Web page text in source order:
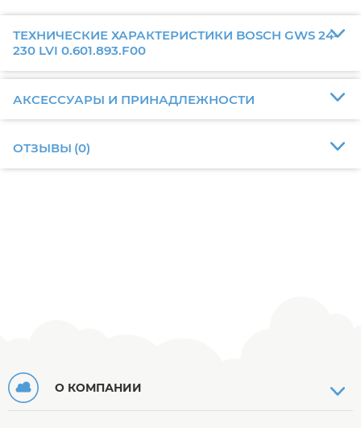
ТЕХНИЧЕСКИЕ ХАРАКТЕРИСТИКИ BOSCH GWS 24-
230 LVI 0.601.893.F00
АКСЕССУАРЫ И ПРИНАДЛЕЖНОСТИ
ОТЗЫВЫ (0)
О КОМПАНИИ